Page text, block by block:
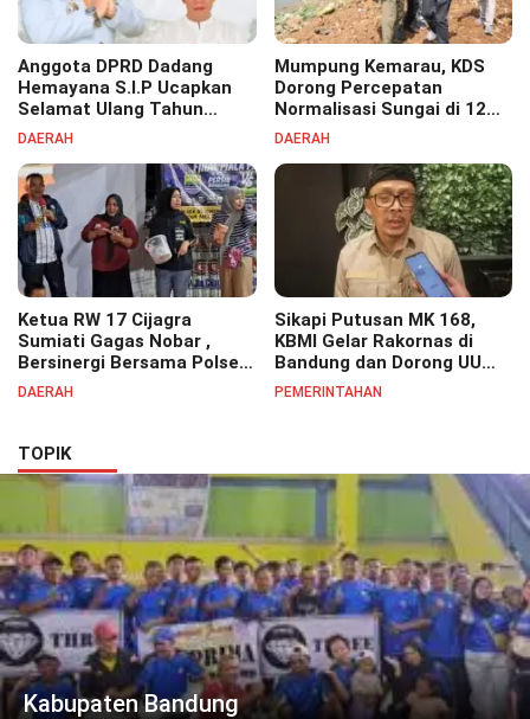
Anggota DPRD Dadang
Hemayana S.I.P Ucapkan
Selamat Ulang Tahun
untuk Bupati Bandung
DAERAH
Mumpung Kemarau, KDS
Dorong Percepatan
Normalisasi Sungai di 12
Kecamatan Tekan Resiko
DAERAH
Ketua RW 17 Cijagra
Sumiati Gagas Nobar ,
Bersinergi Bersama Polsek
Bojongsoang Semarakkan
DAERAH
Sikapi Putusan MK 168,
KBMI Gelar Rakornas di
Bandung dan Dorong UU
Perlindungan Pekerja
PEMERINTAHAN
TOPIK
Kabupaten Bandung